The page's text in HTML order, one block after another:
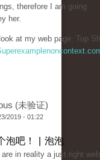
therefore I am going
her.
at my web page: Top
(未验证)
2019 - 01:22
泡吧！ | 泡泡
are in reality a just right